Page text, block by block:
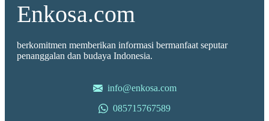
Enkosa.com
berkomitmen memberikan informasi bermanfaat seputar
penanggalan dan budaya Indonesia.
info@enkosa.com
085715767589